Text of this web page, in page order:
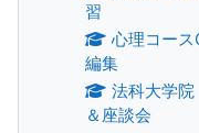
習
心理コース
編集
法科大学
＆座談会